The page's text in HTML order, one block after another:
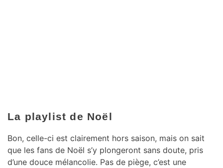
La playlist de Noël
Bon, celle-ci est clairement hors saison, mais on sait
que les fans de Noël s’y plongeront sans doute, pris
d’une douce mélancolie. Pas de piège, c’est une